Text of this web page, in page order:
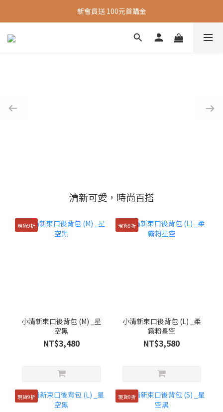
新會員送 100元首購金
新會員送 100元首購金
夏日旅行推薦包款9折，滿額再送很隨興托特包
清新可愛，時尚百搭
現貨9折
小清新束口後背包 (M) _星
空黑
NT$3,480
現貨9折
小清新束口後背包 (L) _柔
霧粉星空
NT$3,580
現貨9折 現貨9折